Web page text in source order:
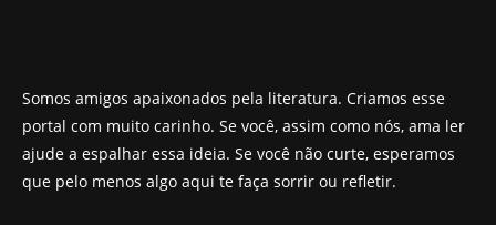
Somos amigos apaixonados pela literatura. Criamos esse
portal com muito carinho. Se você, assim como nós, ama ler
ajude a espalhar essa ideia. Se você não curte, esperamos
que pelo menos algo aqui te faça sorrir ou refletir.